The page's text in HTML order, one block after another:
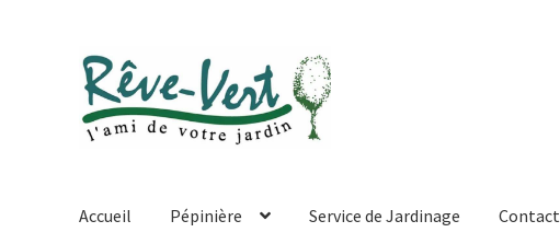
Skip
to
navigation
Skip
to
content
Accueil Pépinière Service de Jardinage Contact